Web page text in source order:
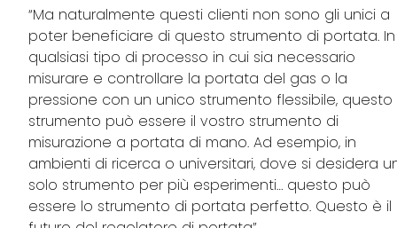
“Ma naturalmente questi clienti non sono gli unici a
poter beneficiare di questo strumento di portata. In
qualsiasi tipo di processo in cui sia necessario
misurare e controllare la portata del gas o la
pressione con un unico strumento flessibile, questo
strumento può essere il vostro strumento di
misurazione a portata di mano. Ad esempio, in
ambienti di ricerca o universitari, dove si desidera
solo strumento per più esperimenti… questo può
essere lo strumento di portata perfetto. Questo è il